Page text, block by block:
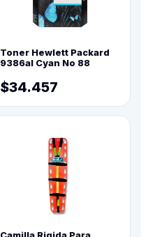
Toner Hewlett Packard
9386al Cyan No 88
$34.457